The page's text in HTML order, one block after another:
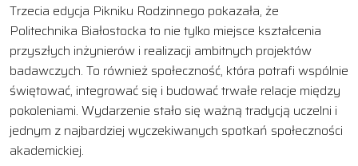
Trzecia edycja Pikniku Rodzinnego pokazała, że
Politechnika Białostocka to nie tylko miejsce kształcenia
przyszłych inżynierów i realizacji ambitnych projektów
badawczych. To również społeczność, która potrafi wspólnie
świętować, integrować się i budować trwałe relacje między
pokoleniami. Wydarzenie stało się ważną tradycją uczelni i
jednym z najbardziej wyczekiwanych spotkań społeczności
akademickiej.